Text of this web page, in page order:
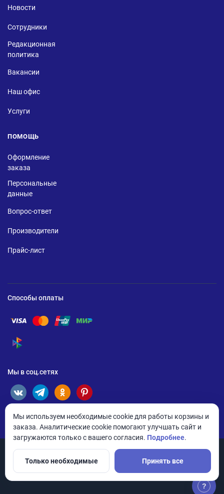
Новости
Сотрудники
Редакционная
политика
Вакансии
Наш офис
Услуги
ПОМОЩЬ
Оформление
заказа
Персональные
данные
Вопрос-ответ
Производители
Прайс-лист
Способы оплаты
Помощь по оплате Visa
Помощь по оплате Mastercard
Помощь по оплате UnionPay
Помощь по оплате Мир
Помощь по оплате СБП
Мы в соц.сетях
© 2026 ANDPRO / ООО «АНД-Системс»
?
Мы используем необходимые cookie для работы корзины и
заказа. Аналитические cookie помогают улучшать сайт и
загружаются только с вашего согласия. Подробнее.
Только необходимые Принять все